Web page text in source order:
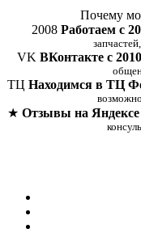
Почему
2008 Работаем с
VK ВКонтакте с
ТЦ Находимся в ТЦ
★ Отзывы на Яндексе